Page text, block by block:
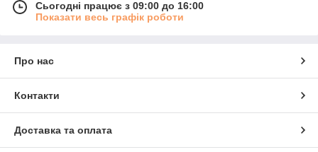
Сьогодні працює з 09:00 до 16:00
Показати весь графік роботи
Про нас
Контакти
Доставка та оплата